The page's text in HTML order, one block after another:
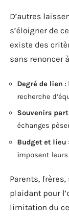
D’autres
s’éloigner de
existe des
sans renoncer
Degré de lien :
recherche
Souvenirs
échanges
Budget et lieu
imposent
Parents,
plaidant pour
limitation du